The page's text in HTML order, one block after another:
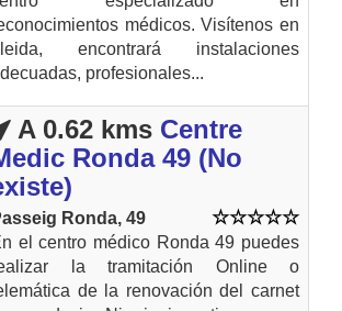
médicos. Visítenos en
encontrará instalaciones
profesionales...
A 0.62 kms Centre
Ronda 49 (No
Ronda, 49
el centro médico Ronda 49 puedes
la tramitación Online o
de la renovación del carnet